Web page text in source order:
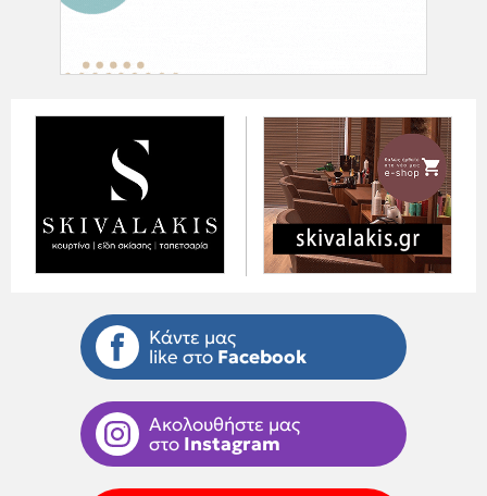
Κάντε μας
like στο Facebook
Ακολουθήστε μας
στο Instagram